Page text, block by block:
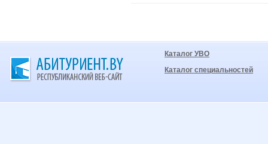
Каталог УВО
Каталог специальностей